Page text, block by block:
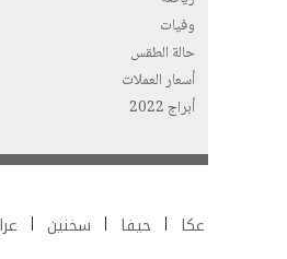
وفيات
حالة الطقس
أسعار العملات
أبراج 2022
عكا
حيفا سخنين